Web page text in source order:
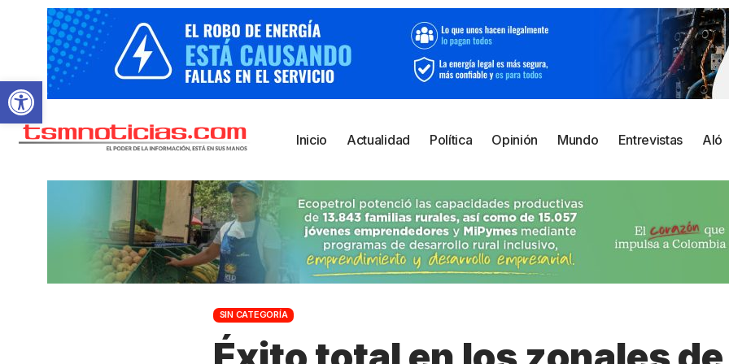
Abrir barra de herramientas
Inicio Actualidad Política Opinión Mundo Entrevistas Aló
SIN CATEGORÍA